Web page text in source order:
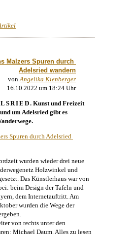
Malzers Spuren durch
Adelsried wandern
von Angelika Kienberger
16.10.2022 um 18:24 Uhr
.Kunstund Freizeit
um Adelsried gibt es
wurden wieder drei neue
Holzwinkel und
Das Künstlerhaus war von
beim Design der Tafeln und
dem Internetauftritt. Am
wurden die Wege der
von rechts unter den
Michael Daum . Alles zu lesen